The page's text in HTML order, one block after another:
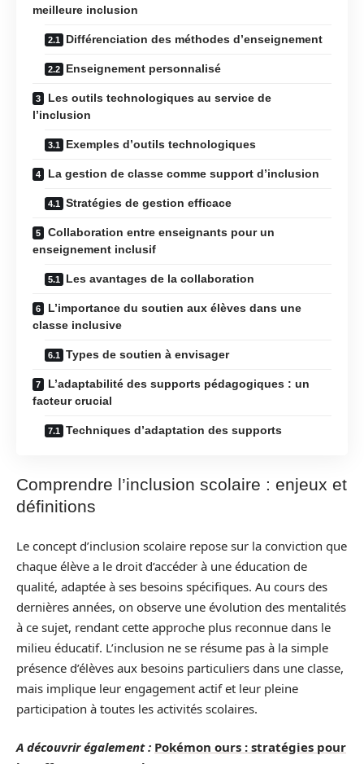
meilleure inclusion
Différenciation des méthodes d’enseignement
Enseignement personnalisé
Les outils technologiques au service de
l’inclusion
Exemples d’outils technologiques
La gestion de classe comme support d’inclusion
Stratégies de gestion efficace
Collaboration entre enseignants pour un
enseignement inclusif
Les avantages de la collaboration
L’importance du soutien aux élèves dans une
classe inclusive
Types de soutien à envisager
L’adaptabilité des supports pédagogiques : un
facteur crucial
Techniques d’adaptation des supports
Comprendre l’inclusion scolaire : enjeux et
définitions
Le concept d’inclusion scolaire repose sur la conviction que
chaque élève a le droit d’accéder à une éducation de
qualité, adaptée à ses besoins spécifiques. Au cours des
dernières années, on observe une évolution des mentalités
à ce sujet, rendant cette approche plus reconnue dans le
milieu éducatif. L’inclusion ne se résume pas à la simple
présence d’élèves aux besoins particuliers dans une classe,
mais implique leur engagement actif et leur pleine
participation à toutes les activités scolaires.
A découvrir également : Pokémon ours : stratégies pour